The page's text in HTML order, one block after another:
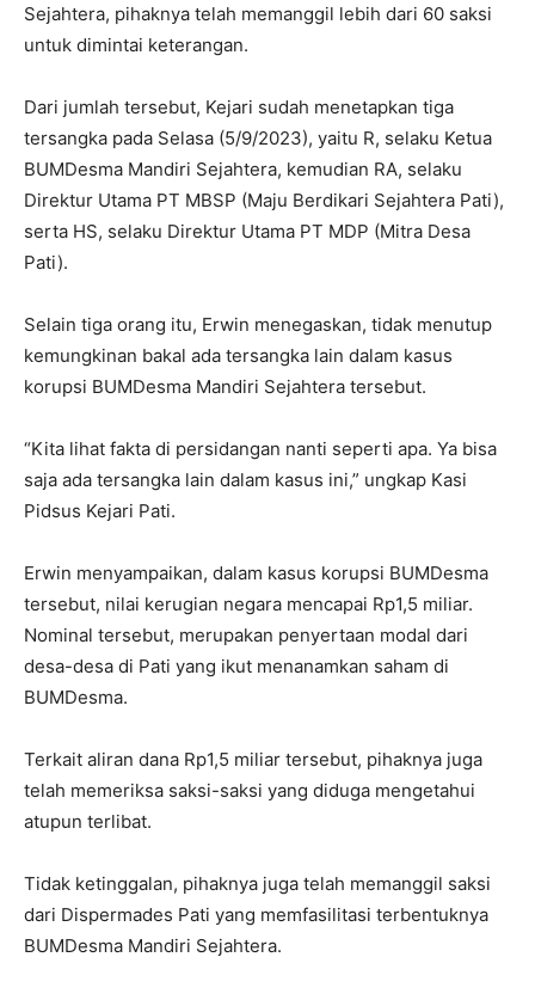
Sejahtera, pihaknya telah memanggil lebih dari 60 saksi
untuk dimintai keterangan.
Dari jumlah tersebut, Kejari sudah menetapkan tiga
tersangka pada Selasa (5/9/2023), yaitu R, selaku Ketua
BUMDesma Mandiri Sejahtera, kemudian RA, selaku
Direktur Utama PT MBSP (Maju Berdikari Sejahtera Pati),
serta HS, selaku Direktur Utama PT MDP (Mitra Desa
Pati).
Selain tiga orang itu, Erwin menegaskan, tidak menutup
kemungkinan bakal ada tersangka lain dalam kasus
korupsi BUMDesma Mandiri Sejahtera tersebut.
“Kita lihat fakta di persidangan nanti seperti apa. Ya bisa
saja ada tersangka lain dalam kasus ini,” ungkap Kasi
Pidsus Kejari Pati.
Erwin menyampaikan, dalam kasus korupsi BUMDesma
tersebut, nilai kerugian negara mencapai Rp1,5 miliar.
Nominal tersebut, merupakan penyertaan modal dari
desa-desa di Pati yang ikut menanamkan saham di
BUMDesma.
Terkait aliran dana Rp1,5 miliar tersebut, pihaknya juga
telah memeriksa saksi-saksi yang diduga mengetahui
atupun terlibat.
Tidak ketinggalan, pihaknya juga telah memanggil saksi
dari Dispermades Pati yang memfasilitasi terbentuknya
BUMDesma Mandiri Sejahtera.